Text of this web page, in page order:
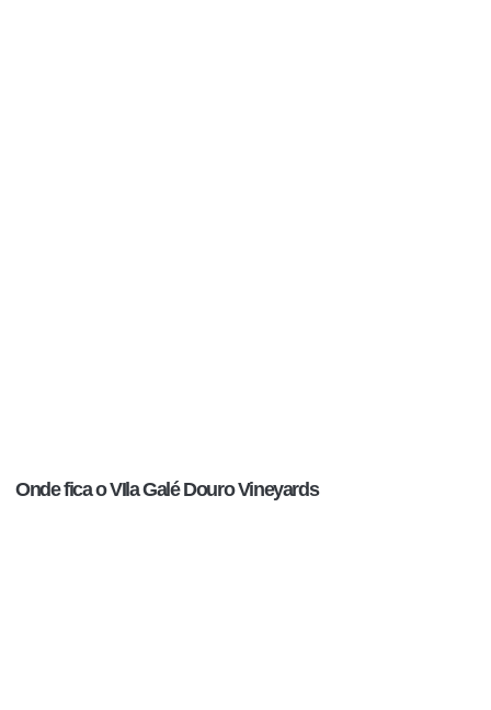
Onde fica o VIla Galé Douro Vineyards